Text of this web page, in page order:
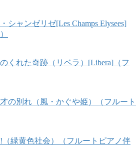
シャンゼリゼ[Les Champs Elysees]
くれた奇跡（リベラ）[Libera]（フ
の別れ（風・かぐや姫）（フルート
（緑黄色社会）（フルートピアノ伴